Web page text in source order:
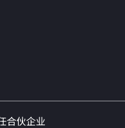
合伙企业